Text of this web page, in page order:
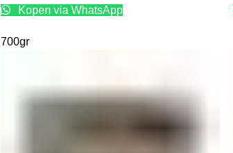
Kopen via WhatsApp
700gr